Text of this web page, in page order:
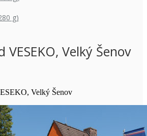
g)
Velký Šenov
Velký Šenov